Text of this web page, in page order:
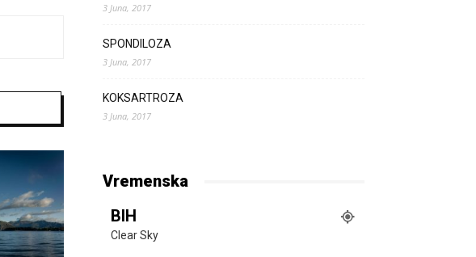
3 Juna, 2017
SPONDILOZA
3 Juna, 2017
KOKSARTROZA
3 Juna, 2017
Vremenska
BIH
Clear Sky